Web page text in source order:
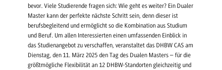
bevor. Viele Studierende fragen sich: Wie geht es weiter? Ein Dualer
Master kann der perfekte nächste Schritt sein, denn dieser ist
berufsbegleitend und ermöglicht so die Kombination aus Studium
und Beruf. Um allen Interessierten einen umfassenden Einblick in
das Studienangebot zu verschaffen, veranstaltet das DHBW CAS am
Dienstag, den 11. März 2025 den Tag des Dualen Masters – für die
größtmögliche Flexibilität an 12 DHBW-Standorten gleichzeitig und